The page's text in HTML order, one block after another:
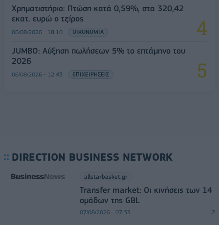
Χρηματιστήριο: Πτώση κατά 0,59%, στα 320,42
εκατ. ευρώ ο τζίρος
06/08/2026 - 18:10 ΟΙΚΟΝΟΜΙΑ
JUMBO: Αύξηση πωλήσεων 5% το επτάμηνο του
2026
06/08/2026 - 12:43 ΕΠΙΧΕΙΡΗΣΕΙΣ
DIRECTION BUSINESS NETWORK
allstarbasket.gr
Transfer market: Οι κινήσεις των 14
ομάδων της GBL
07/08/2026 - 07:33